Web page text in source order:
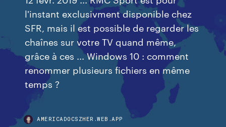
l'instant exclusivment disponible chez
SFR, mais il est possible de regarder les
chaînes sur votre TV quand même,
grâce à ces ... Windows 10 : comment
renommer plusieurs fichiers en même
temps ?
AMERICADOCSZHER.WEB.APP